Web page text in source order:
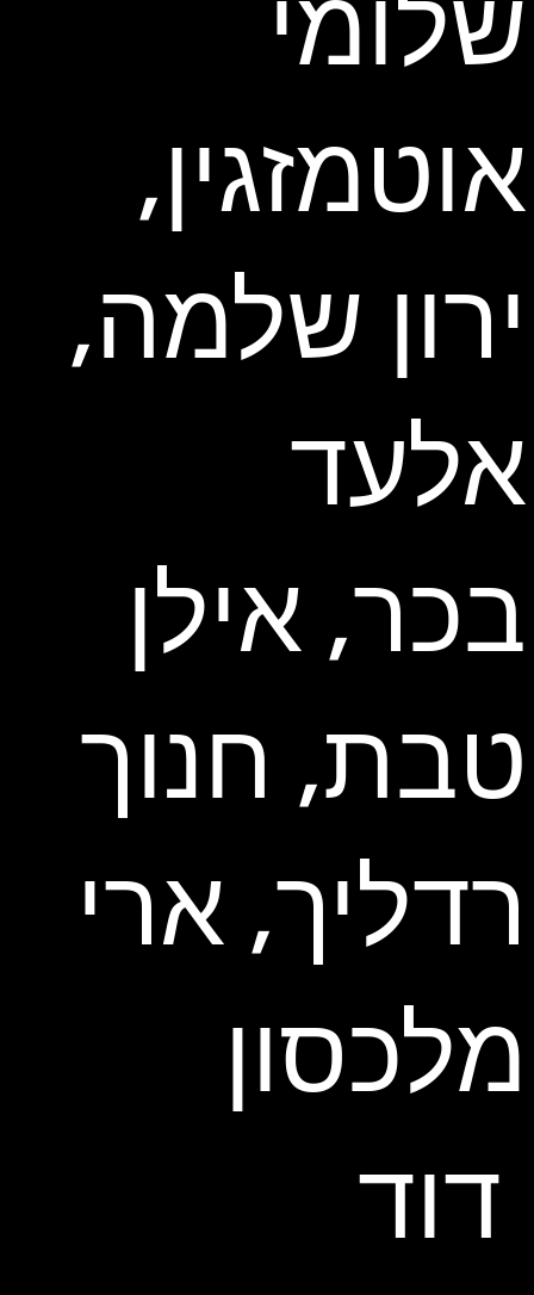
שלומי
אוטמזגין,
ירון שלמה,
אלעד
בכר, אילן
טבת, חנוך
רדליך, ארי
מלכסון
דוד